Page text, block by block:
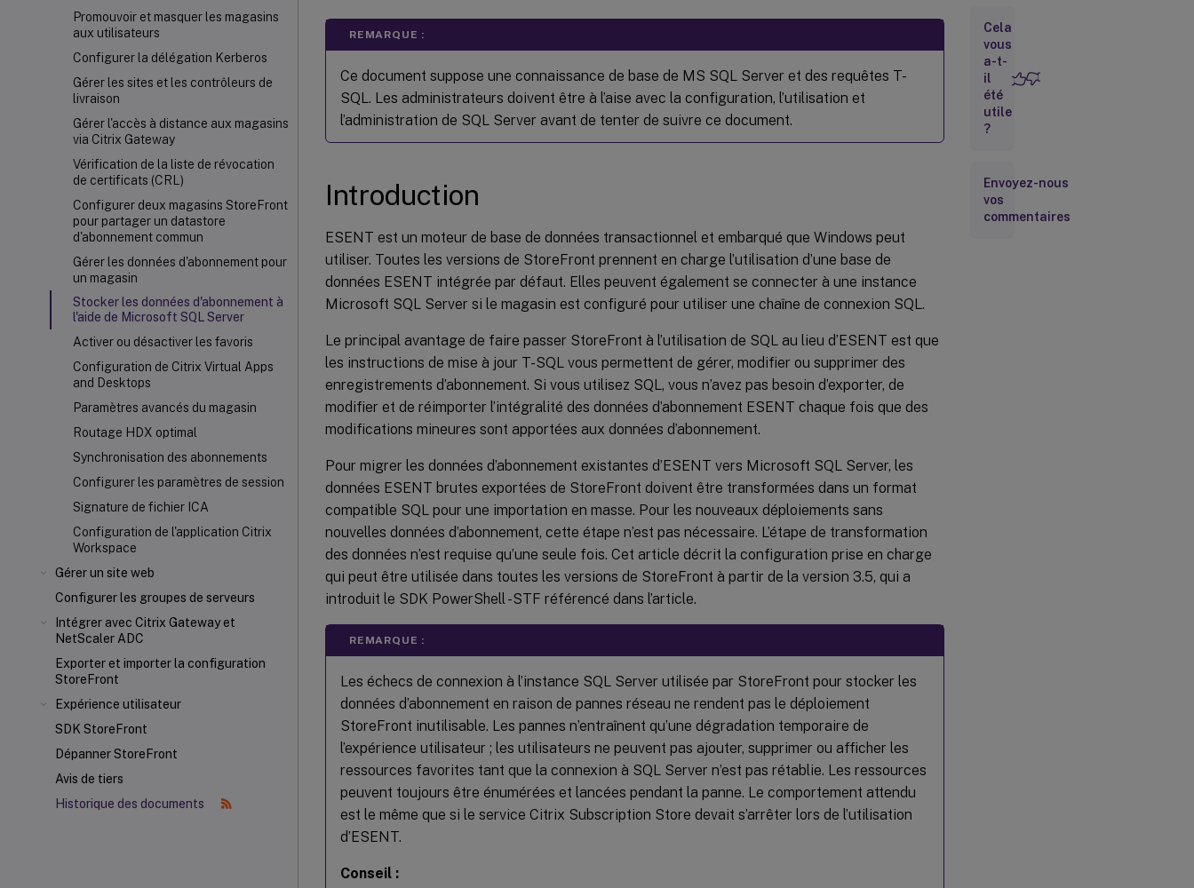
Promouvoir et masquer les magasins
aux utilisateurs
Configurer la délégation Kerberos
Gérer les sites et les contrôleurs de
livraison
Gérer l'accès à distance aux magasins
via Citrix Gateway
Vérification de la liste de révocation
de certificats (CRL)
Configurer deux magasins StoreFront
pour partager un datastore
d'abonnement commun
Gérer les données d'abonnement pour
un magasin
Stocker les données d'abonnement à
l'aide de Microsoft SQL Server
Activer ou désactiver les favoris
Configuration de Citrix Virtual Apps
and Desktops
Paramètres avancés du magasin
Routage HDX optimal
Synchronisation des abonnements
Configurer les paramètres de session
Signature de fichier ICA
Configuration de l'application Citrix
Workspace
Gérer un site web
Configurer les groupes de serveurs
Intégrer avec Citrix Gateway et
NetScaler ADC
Exporter et importer la configuration
StoreFront
Expérience utilisateur
SDK StoreFront
Dépanner StoreFront
Avis de tiers
Historique des documents
REMARQUE :
Ce document suppose une connaissance de base de MS SQL Server et des requêtes T-
SQL. Les administrateurs doivent être à l’aise avec la configuration, l’utilisation et
l’administration de SQL Server avant de tenter de suivre ce document.
Introduction
ESENT est un moteur de base de données transactionnel et embarqué que Windows peut
utiliser. Toutes les versions de StoreFront prennent en charge l’utilisation d’une base de
données ESENT intégrée par défaut. Elles peuvent également se connecter à une instance
Microsoft SQL Server si le magasin est configuré pour utiliser une chaîne de connexion SQL.
Le principal avantage de faire passer StoreFront à l’utilisation de SQL au lieu d’ESENT est que
les instructions de mise à jour T-SQL vous permettent de gérer, modifier ou supprimer des
enregistrements d’abonnement. Si vous utilisez SQL, vous n’avez pas besoin d’exporter, de
modifier et de réimporter l’intégralité des données d’abonnement ESENT chaque fois que des
modifications mineures sont apportées aux données d’abonnement.
Pour migrer les données d’abonnement existantes d’ESENT vers Microsoft SQL Server, les
données ESENT brutes exportées de StoreFront doivent être transformées dans un format
compatible SQL pour une importation en masse. Pour les nouveaux déploiements sans
nouvelles données d’abonnement, cette étape n’est pas nécessaire. L’étape de transformation
des données n’est requise qu’une seule fois. Cet article décrit la configuration prise en charge
qui peut être utilisée dans toutes les versions de StoreFront à partir de la version 3.5, qui a
introduit le SDK PowerShell -STF référencé dans l’article.
REMARQUE :
Les échecs de connexion à l’instance SQL Server utilisée par StoreFront pour stocker les
données d’abonnement en raison de pannes réseau ne rendent pas le déploiement
StoreFront inutilisable. Les pannes n’entraînent qu’une dégradation temporaire de
l’expérience utilisateur ; les utilisateurs ne peuvent pas ajouter, supprimer ou afficher les
ressources favorites tant que la connexion à SQL Server n’est pas rétablie. Les ressources
peuvent toujours être énumérées et lancées pendant la panne. Le comportement attendu
est le même que si le service Citrix Subscription Store devait s’arrêter lors de l’utilisation
d’ESENT.
Conseil :
SQL
Configurer le
schéma de la
base de
données
d’abonnement
dans
pour chaque
magasin
Cela
vous
a-t-
il
été
utile
?
Envoyez-nous
vos
commentaires